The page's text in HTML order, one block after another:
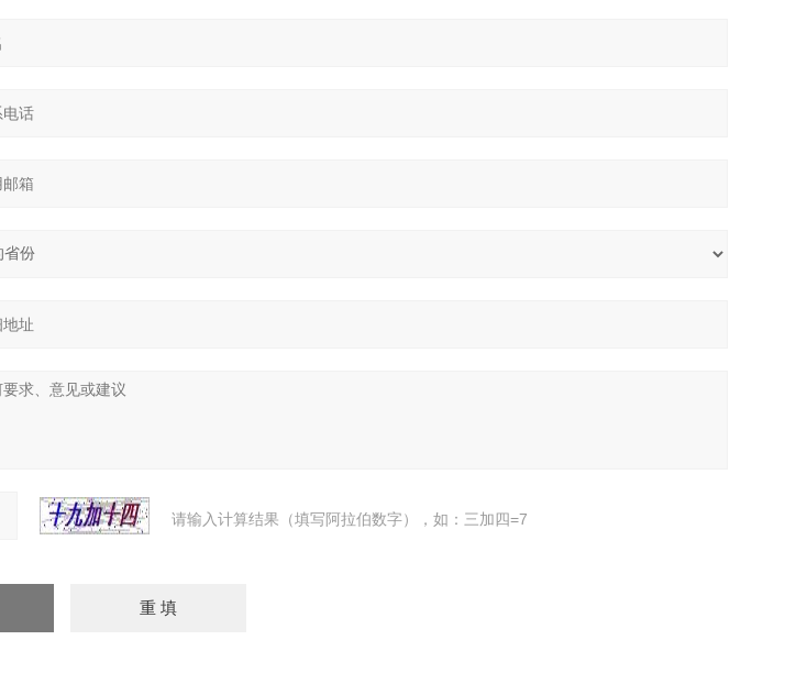
请输入计算结果（填写阿拉伯数字），如：三加四=7